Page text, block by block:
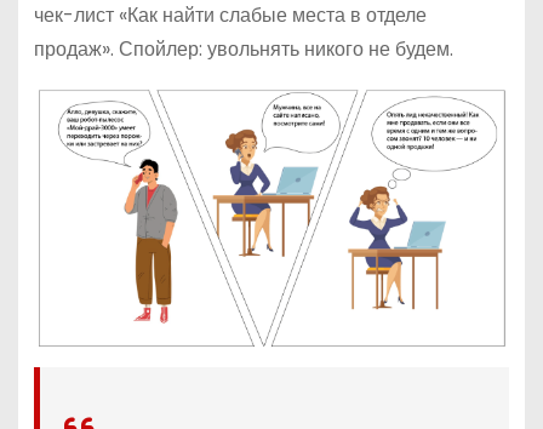
чек-лист «Как найти слабые места в отделе
продаж». Спойлер: увольнять никого не будем.